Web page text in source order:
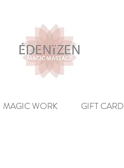
MAGIC WORK GIFT CARD